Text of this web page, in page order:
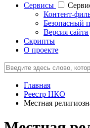
Cервисы
Контент-
Безопасный
Версия
Скрипты
О проекте
Главная
Реестр НКО
Местная